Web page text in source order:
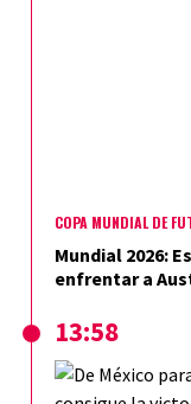
COPA MUNDIAL DE
Mundial 2026:
enfrentar a
13:58